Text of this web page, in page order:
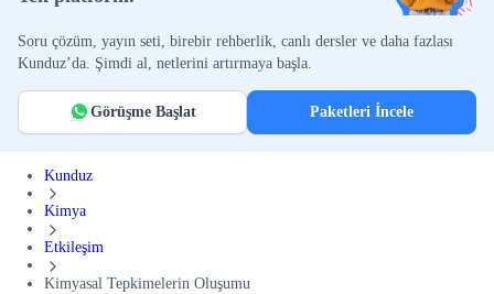
Soru çözüm, yayın seti, birebir rehberlik, canlı dersler ve daha fazlası
Kunduz’da. Şimdi al, netlerini artırmaya başla.
Görüşme Başlat Paketleri İncele
Kunduz
Kimya
Etkileşim
Kimyasal Tepkimelerin Oluşumu